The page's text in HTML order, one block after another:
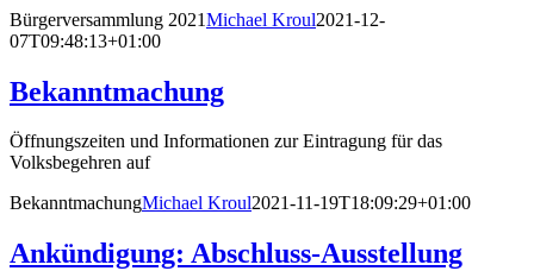
Bürgerversammlung 2021Michael Kroul2021-12-
07T09:48:13+01:00
Bekanntmachung
Öffnungszeiten und Informationen zur Eintragung für das
Volksbegehren auf
BekanntmachungMichael Kroul2021-11-19T18:09:29+01:00
Ankündigung: Abschluss-Ausstellung